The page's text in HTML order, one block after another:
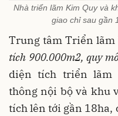
Nhà triển lãm Kim Quy và
giao chỉ sau gần
Trung tâm Triển lãm
tích 900.000m2, quy
diện tích triển lãm
thông nội bộ và khu
tích lên tới gần 18ha,